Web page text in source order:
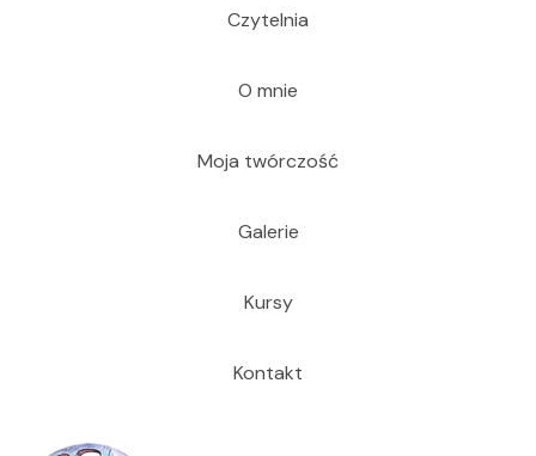
Czytelnia
O mnie
Moja twórczość
Galerie
Kursy
Kontakt